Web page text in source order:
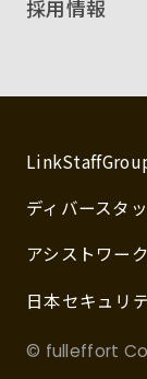
採用情報
ディバースタ
アシストワー
日本セキュリ
© fulleffort